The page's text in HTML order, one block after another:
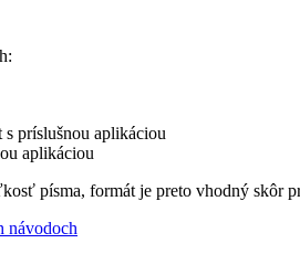
s príslušnou aplikáciou
aplikáciou
písma, formát je preto vhodný skôr
návodoch